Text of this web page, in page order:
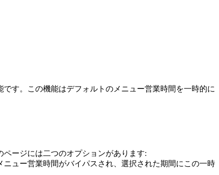
す。この機能はデフォルトのメニュー営業時間を一時的に
ージには二つのオプションがあります:
ュー営業時間がバイパスされ、選択された期間にこの一時